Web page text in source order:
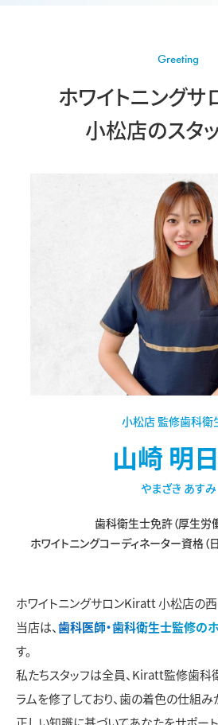
Greeting
ホワイトニング
小松店のスタ
小松店 監修歯科衛
山崎 明
やまざき あすみ
歯科衛生士免許（厚生労
ホワイトニングコーディネーター資格（
ホワイトニングサロンKiratt 小松店の西
当店は、歯科医師・歯科衛生士監修の
す。
私たちスタッフは全員、Kiratt監修歯
ラムを修了しており、歯の着色の仕組み